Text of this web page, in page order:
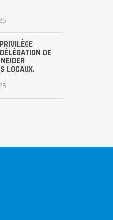
DE
LOCAUX.